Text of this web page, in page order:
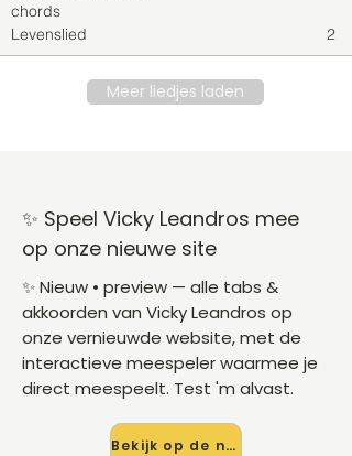
chords
Levenslied
2
Meer liedjes laden
✨ Speel Vicky Leandros mee
op onze nieuwe site
✨ Nieuw • preview — alle tabs &
akkoorden van Vicky Leandros op
onze vernieuwde website, met de
interactieve meespeler waarmee je
direct meespeelt. Test 'm alvast.
Bekijk op de nieuwe site →